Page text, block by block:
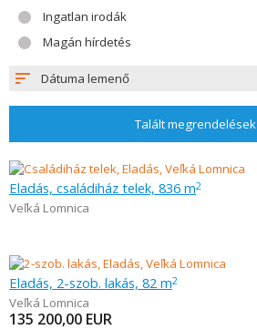
Ingatlan irodák
Magán hírdetés
Dátuma lemenő
Talált megrendelések
Eladás, családiház telek, 836 m2
Veľká Lomnica
Eladás, 2-szob. lakás, 82 m2
Veľká Lomnica
135 200,00 EUR